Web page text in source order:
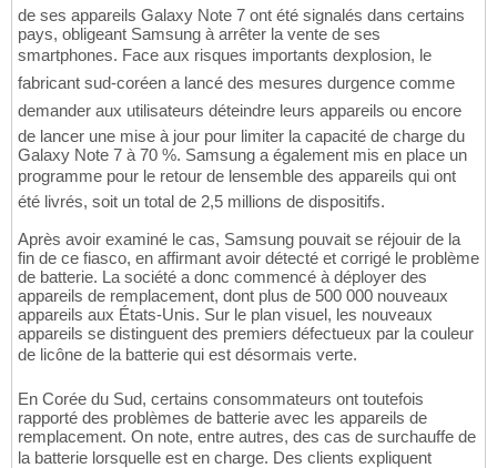
de ses appareils Galaxy Note 7 ont été signalés dans certains
pays, obligeant Samsung à arrêter la vente de ses
smartphones. Face aux risques importants dexplosion, le
fabricant sud-coréen a lancé des mesures durgence comme
demander aux utilisateurs déteindre leurs appareils ou encore
de lancer une mise à jour pour limiter la capacité de charge du
Galaxy Note 7 à 70 %. Samsung a également mis en place un
programme pour le retour de lensemble des appareils qui ont
été livrés, soit un total de 2,5 millions de dispositifs.
Après avoir examiné le cas, Samsung pouvait se réjouir de la
fin de ce fiasco, en affirmant avoir détecté et corrigé le problème
de batterie. La société a donc commencé à déployer des
appareils de remplacement, dont plus de 500 000 nouveaux
appareils aux États-Unis. Sur le plan visuel, les nouveaux
appareils se distinguent des premiers défectueux par la couleur
de licône de la batterie qui est désormais verte.
En Corée du Sud, certains consommateurs ont toutefois
rapporté des problèmes de batterie avec les appareils de
remplacement. On note, entre autres, des cas de surchauffe de
la batterie lorsquelle est en charge. Des clients expliquent